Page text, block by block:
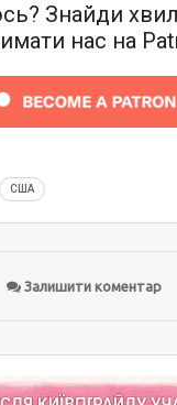
Знайди
нас на
США
Залишити коментар